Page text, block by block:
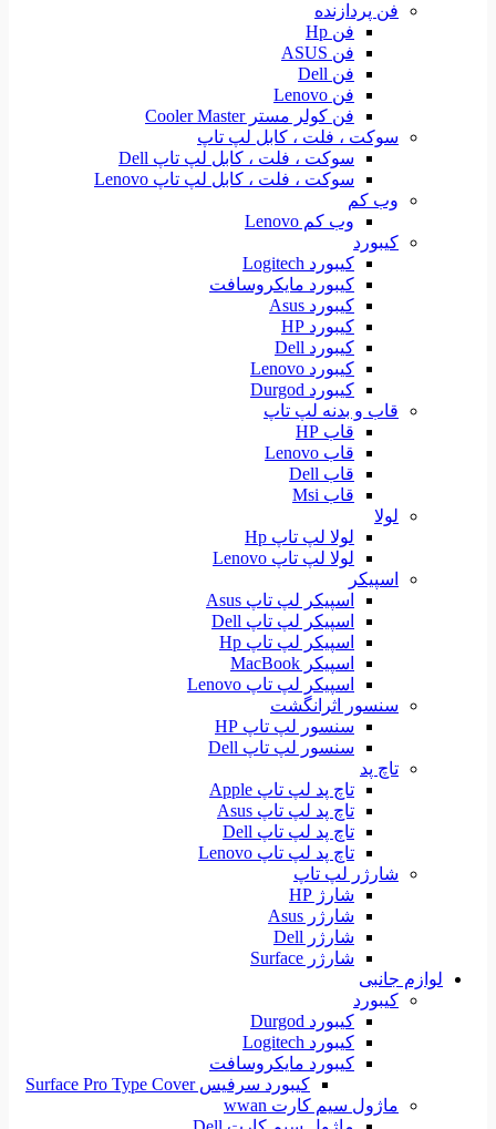
فن پردازنده
فن Hp
فن ASUS
فن Dell
فن Lenovo
فن کولر مستر Cooler Master
سوکت ، فلت ، کابل لپ تاپ
سوکت ، فلت ، کابل لپ تاپ Dell
سوکت ، فلت ، کابل لپ تاپ Lenovo
وب کم
وب کم Lenovo
کیبورد
کیبورد Logitech
کیبورد مایکروسافت
کیبورد Asus
کیبورد HP
کیبورد Dell
کیبورد Lenovo
کیبورد Durgod
قاب و بدنه لپ تاپ
قاب HP
قاب Lenovo
قاب Dell
قاب Msi
لولا
لولا لپ تاپ Hp
لولا لپ تاپ Lenovo
اسپیکر
اسپیکر لپ تاپ Asus
اسپیکر لپ تاپ Dell
اسپیکر لپ تاپ Hp
اسپیکر MacBook
اسپیکر لپ تاپ Lenovo
سنسور اثرانگشت
سنسور لپ تاپ HP
سنسور لپ تاپ Dell
تاچ پد
تاچ پد لپ تاپ Apple
تاچ پد لپ تاپ Asus
تاچ پد لپ تاپ Dell
تاچ پد لپ تاپ Lenovo
شارژر لپ تاپ
شارژ HP
شارژر Asus
شارژر Dell
شارژر Surface
لوازم جانبی
کیبورد
کیبورد Durgod
کیبورد Logitech
کیبورد مایکروسافت
کیبورد سرفیس Surface Pro Type Cover
ماژول سیم کارت wwan